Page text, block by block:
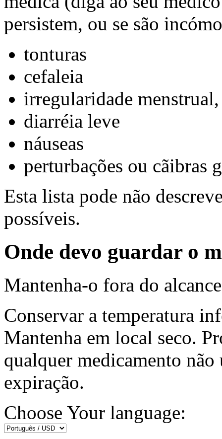
persistem, ou se são
tonturas
cefaleia
irregularidade
diarréia leve
náuseas
perturbações ou cãibras
Esta lista pode não
possíveis.
Onde devo guardar o
Mantenha-o fora do
Conservar a temperatura
Mantenha em local seco.
qualquer medicamento
expiração.
Choose Your language: